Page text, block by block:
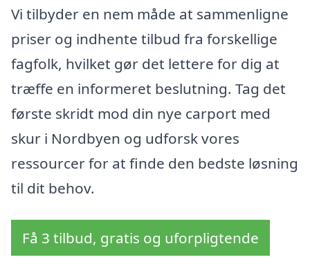
Vi tilbyder en nem måde at sammenligne
priser og indhente tilbud fra forskellige
fagfolk, hvilket gør det lettere for dig at
træffe en informeret beslutning. Tag det
første skridt mod din nye carport med
skur i Nordbyen og udforsk vores
ressourcer for at finde den bedste løsning
til dit behov.
Få 3 tilbud, gratis og uforpligtende